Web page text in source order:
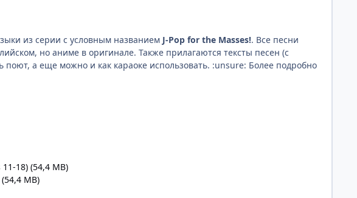
из серии с условным названием J-Pop for the Masses!. Все песни
но аниме в оригинале. Также прилагаются тексты песен (с
а еще можно и как караоке использовать. :unsure: Более подробно
11-18) (54,4 MB)
(54,4 MB)